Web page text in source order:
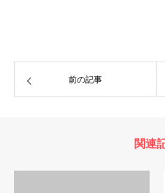
前の記事
関連